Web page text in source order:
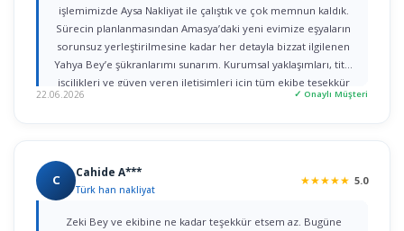
işlemimizde Aysa Nakliyat ile çalıştık ve çok memnun kaldık.
Sürecin planlanmasından Amasya’daki yeni evimize eşyaların
sorunsuz yerleştirilmesine kadar her detayla bizzat ilgilenen
Yahya Bey’e şükranlarımı sunarım. Kurumsal yaklaşımları, titiz
işçilikleri ve güven veren iletişimleri için tüm ekibe teşekkür
22.06.2026 ✓ Onaylı Müşteri
C Cahide A***
Türk han nakliyat
★★★★★ 5.0
Zeki Bey ve ekibine ne kadar teşekkür etsem az. Bugüne